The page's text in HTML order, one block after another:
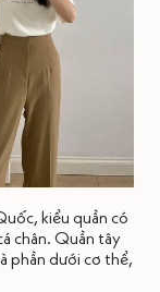
kiểu quần có
chân. Quần tây
phần dưới cơ thể,